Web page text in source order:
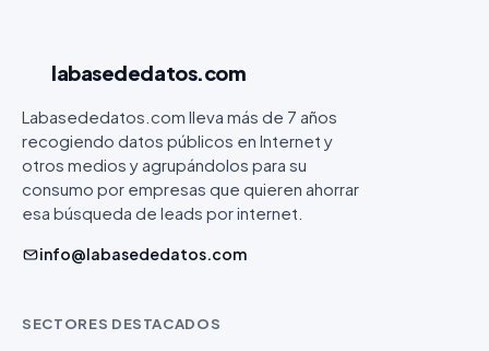
labasededatos.com
Labasededatos.com lleva más de 7 años
recogiendo datos públicos en Internet y
otros medios y agrupándolos para su
consumo por empresas que quieren ahorrar
esa búsqueda de leads por internet.
info@labasededatos.com
SECTORES DESTACADOS